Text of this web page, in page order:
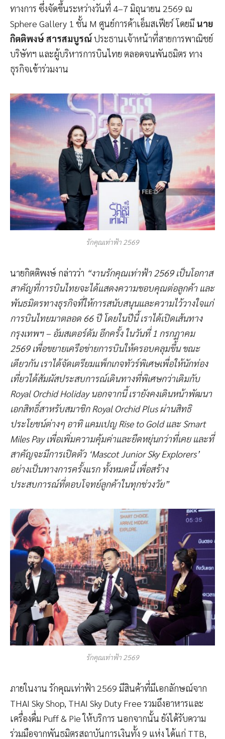
ทางการ ซึ่งจัดขึ้นระหว่างวันที่ 4–7 มิถุนายน 2569 ณ
Sphere Gallery 1 ชั้น M ศูนย์การค้าเอ็มสเฟียร์ โดยมี นาย
กิตติพงษ์ สารสมบูรณ์ ประธานเจ้าหน้าที่สายการพาณิชย์
บริษัทฯ และผู้บริหารการบินไทย ตลอดจนพันธมิตร ทาง
ธุรกิจเข้าร่วมงาน
รักคุณเท่าฟ้า 2569
นายกิตติพงษ์ กล่าวว่า “งานรักคุณเท่าฟ้า 2569 เป็นโอกาส
สาคัญที่การบินไทยจะได้แสดงความขอบคุณต่อลูกค้า และ
พันธมิตรทางธุรกิจที่ให้การสนับสนุนและความไว้วางใจแก่
การบินไทยมาตลอด 66 ปี โดยในปีนี้ เราได้เปิดเส้นทาง
กรุงเทพฯ – อัมสเตอร์ดัม อีกครั้ง ในวันที่ 1 กรกฏาคม
2569 เพื่อขยายเครือข่ายการบินให้ครอบคลุมขึ้น ขณะ
เดียวกัน เราได้จัดเตรียมแพ็กเกจทัวร์พิเศษเพื่อให้นักท่อง
เที่ยวได้สัมผัสประสบการณ์เดินทางที่พิเศษกว่าเดิมกับ
Royal Orchid Holiday นอกจากนี้ เรายังคงเดินหน้าพัฒนา
เอกสิทธิ์สาหรับสมาชิก Royal Orchid Plus ผ่านสิทธิ
ประโยชน์ต่างๆ อาทิ แคมเปญ Rise to Gold และ Smart
Miles Pay เพื่อเพิ่มความคุ้มค่าและยืดหยุ่นกว่าที่เคย และที่
สาคัญจะมีการเปิดตัว ‘Mascot Junior Sky Explorers’
อย่างเป็นทางการครั้งแรก ทั้งหมดนี้ เพื่อสร้าง
ประสบการณ์ที่ตอบโจทย์ลูกค้าในทุกช่วงวัย”
รักคุณเท่าฟ้า 2569
ภายในงาน รักคุณเท่าฟ้า 2569 มีสินค้าที่มีเอกลักษณ์จาก
THAI Sky Shop, THAI Sky Duty Free รวมถึงอาหารและ
เครื่องดื่ม Puff & Pie ให้บริการ นอกจากนั้น ยังได้รับความ
ร่วมมือจากพันธมิตรสถาบันการเงินทั้ง 9 แห่ง ได้แก่ TTB,